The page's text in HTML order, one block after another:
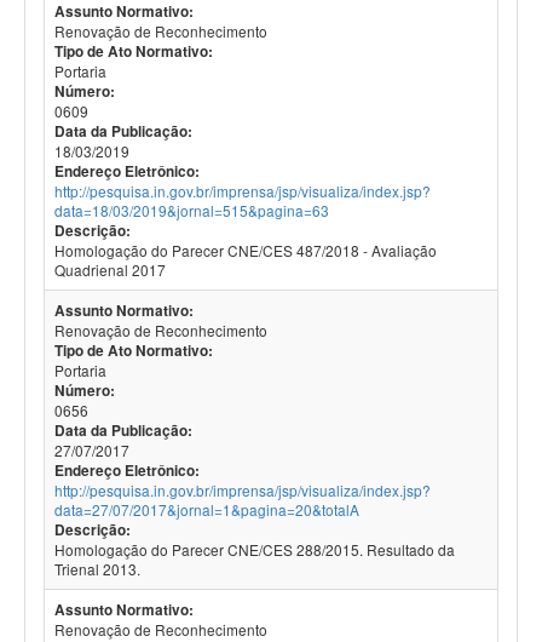
Assunto Normativo:
Renovação de Reconhecimento
Tipo de Ato Normativo:
Portaria
Número:
0609
Data da Publicação:
18/03/2019
Endereço Eletrônico:
http://pesquisa.in.gov.br/imprensa/jsp/visualiza/index.jsp?
data=18/03/2019&jornal=515&pagina=63
Descrição:
Homologação do Parecer CNE/CES 487/2018 - Avaliação
Quadrienal 2017
Assunto Normativo:
Renovação de Reconhecimento
Tipo de Ato Normativo:
Portaria
Número:
0656
Data da Publicação:
27/07/2017
Endereço Eletrônico:
http://pesquisa.in.gov.br/imprensa/jsp/visualiza/index.jsp?
data=27/07/2017&jornal=1&pagina=20&totalA
Descrição:
Homologação do Parecer CNE/CES 288/2015. Resultado da
Trienal 2013.
Assunto Normativo:
Renovação de Reconhecimento